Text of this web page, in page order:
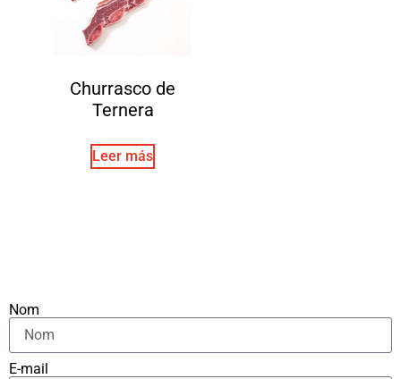
Churrasco de
Ternera
Leer más
Nom
E-mail